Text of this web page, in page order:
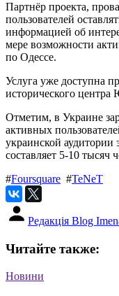
Партнёр проекта,
пользователей
информацией об
мере возможности
по Одессе.
Услуга уже доступна
исторического
Отметим, в Украине
активных
украинской аудитории
составляет 5-10 тысяч
#Foursquare #TeNeT
Редакція Blog
Читайте также:
Новини